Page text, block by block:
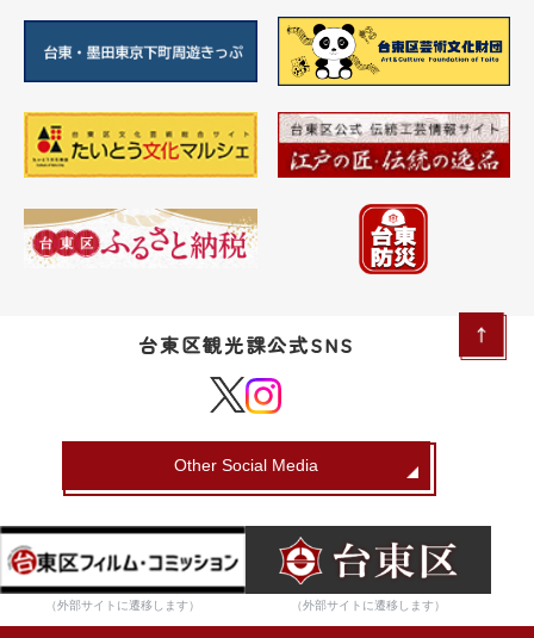
台東区観光課公式SNS
Other Social Media
（外部サイトに遷移します） （外部サイトに遷移します）